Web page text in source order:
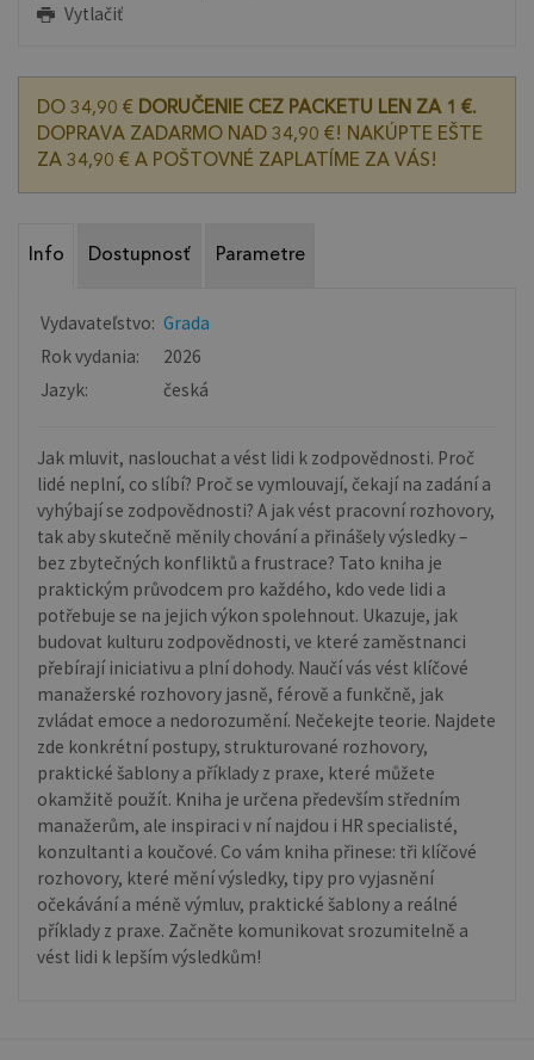
Vytlačiť
DO 34,90 € DORUČENIE CEZ PACKETU LEN ZA 1 €.
DOPRAVA ZADARMO NAD 34,90 €! NAKÚPTE EŠTE
ZA 34,90 € A POŠTOVNÉ ZAPLATÍME ZA VÁS!
Info Dostupnosť Parametre
Vydavateľstvo: Grada
Rok vydania:
2026
Jazyk:
česká
Jak mluvit, naslouchat a vést lidi k zodpovědnosti. Proč
lidé neplní, co slíbí? Proč se vymlouvají, čekají na zadání a
vyhýbají se zodpovědnosti? A jak vést pracovní rozhovory,
tak aby skutečně měnily chování a přinášely výsledky –
bez zbytečných konfliktů a frustrace? Tato kniha je
praktickým průvodcem pro každého, kdo vede lidi a
potřebuje se na jejich výkon spolehnout. Ukazuje, jak
budovat kulturu zodpovědnosti, ve které zaměstnanci
přebírají iniciativu a plní dohody. Naučí vás vést klíčové
manažerské rozhovory jasně, férově a funkčně, jak
zvládat emoce a nedorozumění. Nečekejte teorie. Najdete
zde konkrétní postupy, strukturované rozhovory,
praktické šablony a příklady z praxe, které můžete
okamžitě použít. Kniha je určena především středním
manažerům, ale inspiraci v ní najdou i HR specialisté,
konzultanti a koučové. Co vám kniha přinese: tři klíčové
rozhovory, které mění výsledky, tipy pro vyjasnění
očekávání a méně výmluv, praktické šablony a reálné
příklady z praxe. Začněte komunikovat srozumitelně a
vést lidi k lepším výsledkům!